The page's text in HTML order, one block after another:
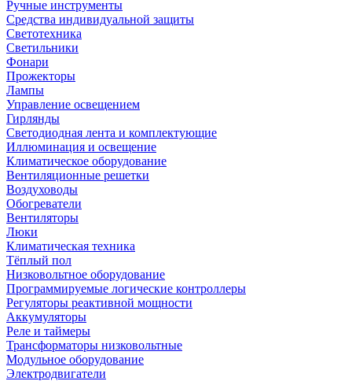
Ручные инструменты
Средства индивидуальной защиты
Светотехника
Светильники
Фонари
Прожекторы
Лампы
Управление освещением
Гирлянды
Светодиодная лента и комплектующие
Иллюминация и освещение
Климатическое оборудование
Вентиляционные решетки
Воздуховоды
Обогреватели
Вентиляторы
Люки
Климатическая техника
Тёплый пол
Низковольтное оборудование
Программируемые логические контроллеры
Регуляторы реактивной мощности
Аккумуляторы
Реле и таймеры
Трансформаторы низковольтные
Модульное оборудование
Электродвигатели